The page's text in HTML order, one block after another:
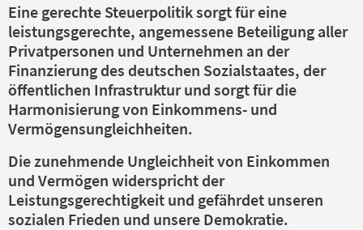
Eine gerechte Steuerpolitik sorgt für eine
leistungsgerechte, angemessene Beteiligung aller
Privatpersonen und Unternehmen an der
Finanzierung des deutschen Sozialstaates, der
öffentlichen Infrastruktur und sorgt für die
Harmonisierung von Einkommens- und
Vermögensungleichheiten.
Die zunehmende Ungleichheit von Einkommen
und Vermögen widerspricht der
Leistungsgerechtigkeit und gefährdet unseren
sozialen Frieden und unsere Demokratie.